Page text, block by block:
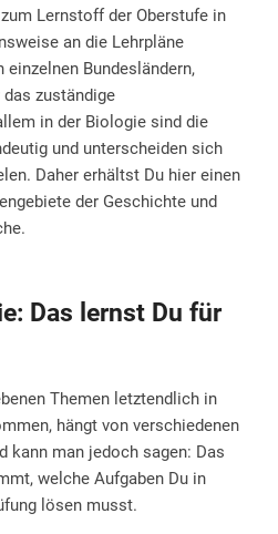
Lernstoff der Oberstufe in
an die Lehrpläne
Bundesländern,
zuständige
in der Biologie sind die
und unterscheiden sich
Daher erhältst Du hier einen
der Geschichte und
Das lernst Du für
Themen letztendlich in
hängt von verschiedenen
kann man jedoch sagen: Das
welche Aufgaben Du in
lösen musst.